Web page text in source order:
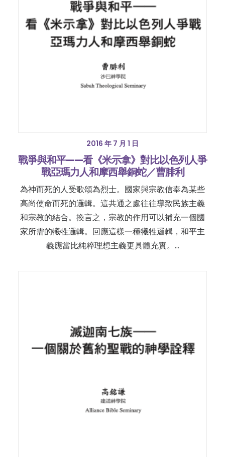
2016 年 7 月 1 日
戰爭與和平——看《米示拿》對比以色列人爭
戰亞瑪力人和摩西舉銅蛇／曹腓利
為神而死的人受歌頌為烈士。國家與宗教信奉為某些
高尚使命而死的邏輯。這共通之處往往導致民族主義
和宗教的結合。換言之，宗教的作用可以補充一個國
家所需的犧牲邏輯。回應這樣一種犧牲邏輯，和平主
義應當比純粹理想主義更具體充實。…